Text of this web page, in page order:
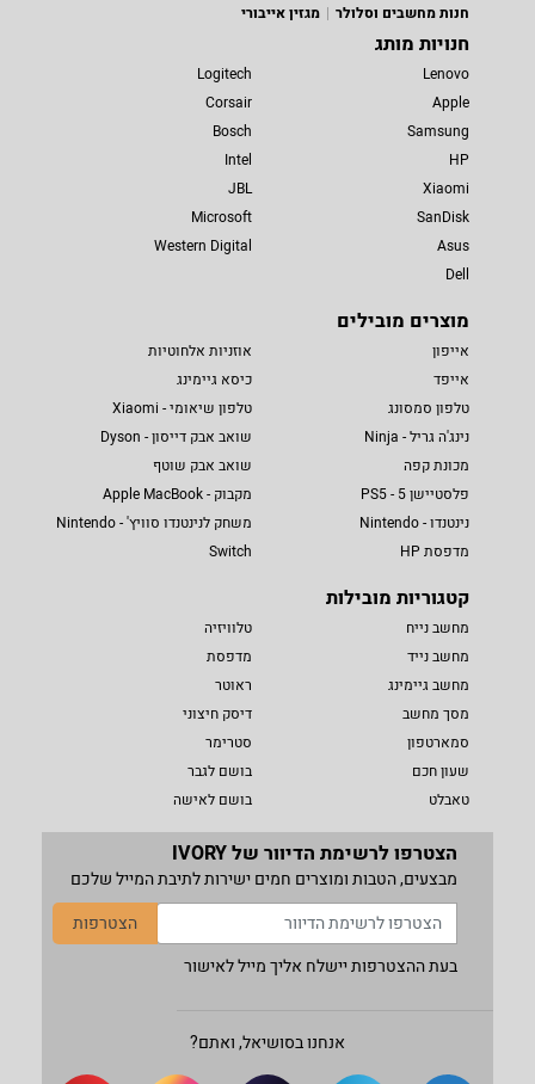
חנות מחשבים וסלולר
מגזין אייבורי
חנויות מותג
Lenovo
Apple
Samsung
HP
Xiaomi
SanDisk
Asus
Dell
Logitech
Corsair
Bosch
Intel
JBL
Microsoft
Western Digital
מוצרים מובילים
אייפון
אייפד
טלפון סמסונג
נינג'ה גריל - Ninja
מכונת קפה
פלסטיישן 5 - PS5
נינטנדו - Nintendo
מדפסת HP
אוזניות אלחוטיות
כיסא גיימינג
טלפון שיאומי - Xiaomi
שואב אבק דייסון - Dyson
שואב אבק שוטף
מקבוק - Apple MacBook
משחק לנינטנדו סוויץ' - Nintendo
Switch
קטגוריות מובילות
מחשב נייח
מחשב נייד
מחשב גיימינג
מסך מחשב
סמארטפון
שעון חכם
טאבלט
טלוויזיה
מדפסת
ראוטר
דיסק חיצוני
סטרימר
בושם לגבר
בושם לאישה
הצטרפו לרשימת הדיוור של IVORY
מבצעים, הטבות ומוצרים חמים ישירות לתיבת המייל שלכם
הצטרפות
בעת ההצטרפות יישלח אליך מייל לאישור
אנחנו בסושיאל, ואתם?